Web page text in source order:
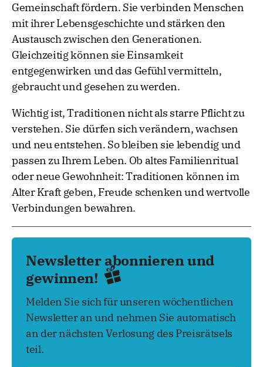
Gemeinschaft fördern. Sie verbinden Menschen
mit ihrer Lebensgeschichte und stärken den
Austausch zwischen den Generationen.
Gleichzeitig können sie Einsamkeit
entgegenwirken und das Gefühl vermitteln,
gebraucht und gesehen zu werden.
Wichtig ist, Traditionen nicht als starre Pflicht zu
verstehen. Sie dürfen sich verändern, wachsen
und neu entstehen. So bleiben sie lebendig und
passen zu Ihrem Leben. Ob altes Familienritual
oder neue Gewohnheit: Traditionen können im
Alter Kraft geben, Freude schenken und wertvolle
Verbindungen bewahren.
Newsletter abonnieren und
gewinnen!
Melden Sie sich für unseren wöchentlichen
Newsletter an und nehmen Sie automatisch
an der nächsten Verlosung des Preisrätsels
teil.